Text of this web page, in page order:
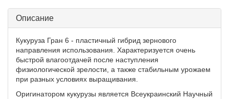
Описание
Кукуруза Гран 6 - пластичный гибрид зернового
направления использования. Характеризуется очень
быстрой влагоотдачей после наступления
физиологической зрелости, а также стабильным урожаем
при разных условиях выращивания.
Оригинатором кукурузы является Всеукраинский Научный